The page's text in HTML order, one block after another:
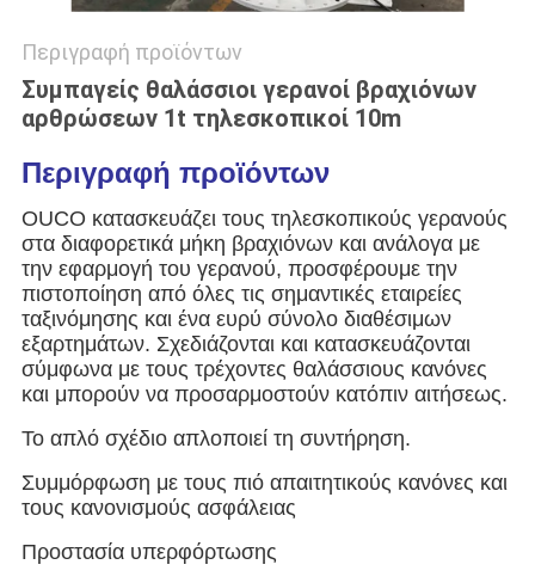
Περιγραφή προϊόντων
Συμπαγείς θαλάσσιοι γερανοί βραχιόνων
αρθρώσεων 1t τηλεσκοπικοί 10m
Περιγραφή προϊόντων
OUCO κατασκευάζει τους τηλεσκοπικούς γερανούς
στα διαφορετικά μήκη βραχιόνων και ανάλογα με
την εφαρμογή του γερανού, προσφέρουμε την
πιστοποίηση από όλες τις σημαντικές εταιρείες
ταξινόμησης και ένα ευρύ σύνολο διαθέσιμων
εξαρτημάτων. Σχεδιάζονται και κατασκευάζονται
σύμφωνα με τους τρέχοντες θαλάσσιους κανόνες
και μπορούν να προσαρμοστούν κατόπιν αιτήσεως.
Το απλό σχέδιο απλοποιεί τη συντήρηση.
Συμμόρφωση με τους πιό απαιτητικούς κανόνες και
τους κανονισμούς ασφάλειας
Προστασία υπερφόρτωσης